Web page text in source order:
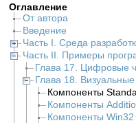
Оглавление
От автора
Введение
Часть I. Среда
Часть II. Примеры
Глава 17. Цифровые
Глава 18.
Компоненты
Компоненты
Компоненты Win32